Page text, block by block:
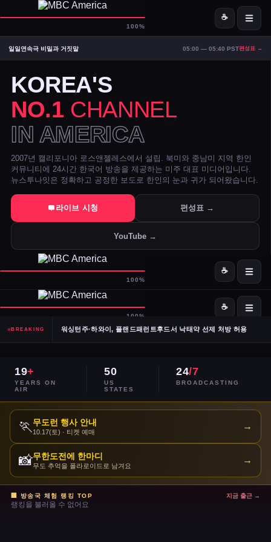
100%
☕
KOREA'S
NO.1 CHANNEL
IN AMERICA
2007년 캘리포니아 로스앤젤레스에서 설립. 북미와 중남미 지역 한인
커뮤니티에 24시간 한국어 방송을 제공하는 미주 대표 미디어입니다.
뉴스투나잇은 정확하고 공정한 보도로 한인의 눈과 귀가 되어왔습니다.
라이브 시청 편성표 →
YouTube →
MBC America
ON AIR — LIVE 12:21
일일연속극 비밀과 거짓말 05:00 — 05:40 PST편성표 →
BREAKING
트럼프 DOJ 반무기화 기금 — 1·6 폭동 피고인들 감옥에서 배상금으
美 시카고·신시내티 등 10개 도시 시장, 유럽과 민주주의 수호 협약
전직 검사 연방 기소 — 잭 스미스 보고서 개인 이메일로 유출 혐의
SpaceX·OpenAI, IPO 계획 공식 확인… 시장 기대감 고조
Meta, 전체 인력 10% 감원 후 수천 명을 AI 사업부로 재배치
워싱턴주·하와이, 플랜드패런트후드서 낙태약 선제 처방 허용
이란, 호르무즈 해협 '통제 해양 구역' 선언… 긴장 고조
민주당 전국위, 2024년 선거 검토 보고서 '불완전·검증 불가' 판정
주거비 계속 상승 — 임차인·주택 구매자 모두 부담 가중
이스라엘, 레바논 휴전 연장 합의 후에도 공격 지속
19+
YEARS ON
AIR
50
US
STATES
24/7
BROADCASTING
🏃 무도런 행사 안내
10.17(토) · 티켓 예매
→
📸무한도전에 한마디
무도 추억을 폴라로이드로 남겨요
→
🏢 방송국 체험 랭킹 TOP 지금 출근 →
랭킹을 불러올 수 없어요